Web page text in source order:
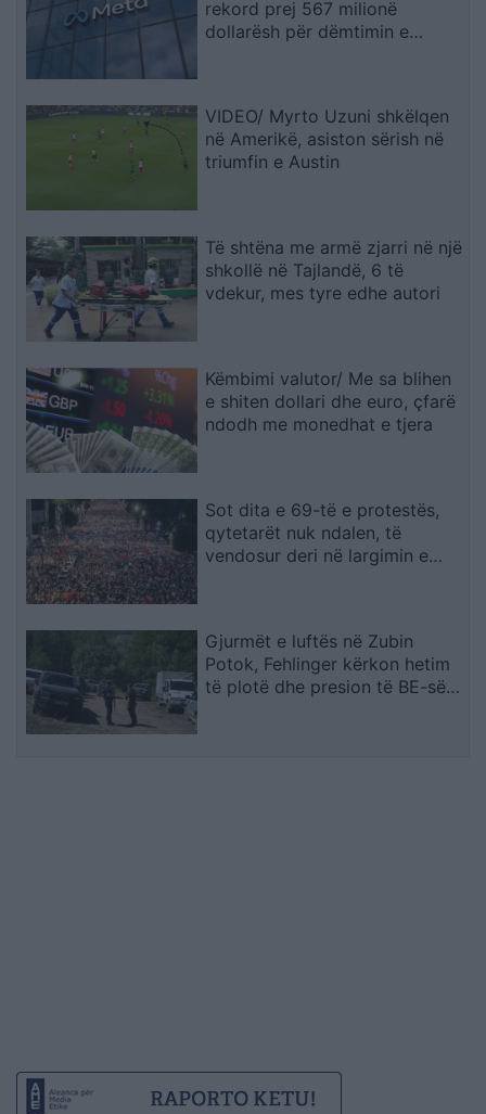
rekord prej 567 milionë
dollarësh për dëmtimin e
VIDEO/ Myrto Uzuni shkëlqen
në Amerikë, asiston sërish në
triumfin e Austin
Të shtëna me armë zjarri në një
shkollë në Tajlandë, 6 të
vdekur, mes tyre edhe autori
Këmbimi valutor/ Me sa blihen
e shiten dollari dhe euro, çfarë
ndodh me monedhat e tjera
Sot dita e 69-të e protestës,
qytetarët nuk ndalen, të
vendosur deri në largimin e
Gjurmët e luftës në Zubin
Potok, Fehlinger kërkon hetim
të plotë dhe presion të BE-së